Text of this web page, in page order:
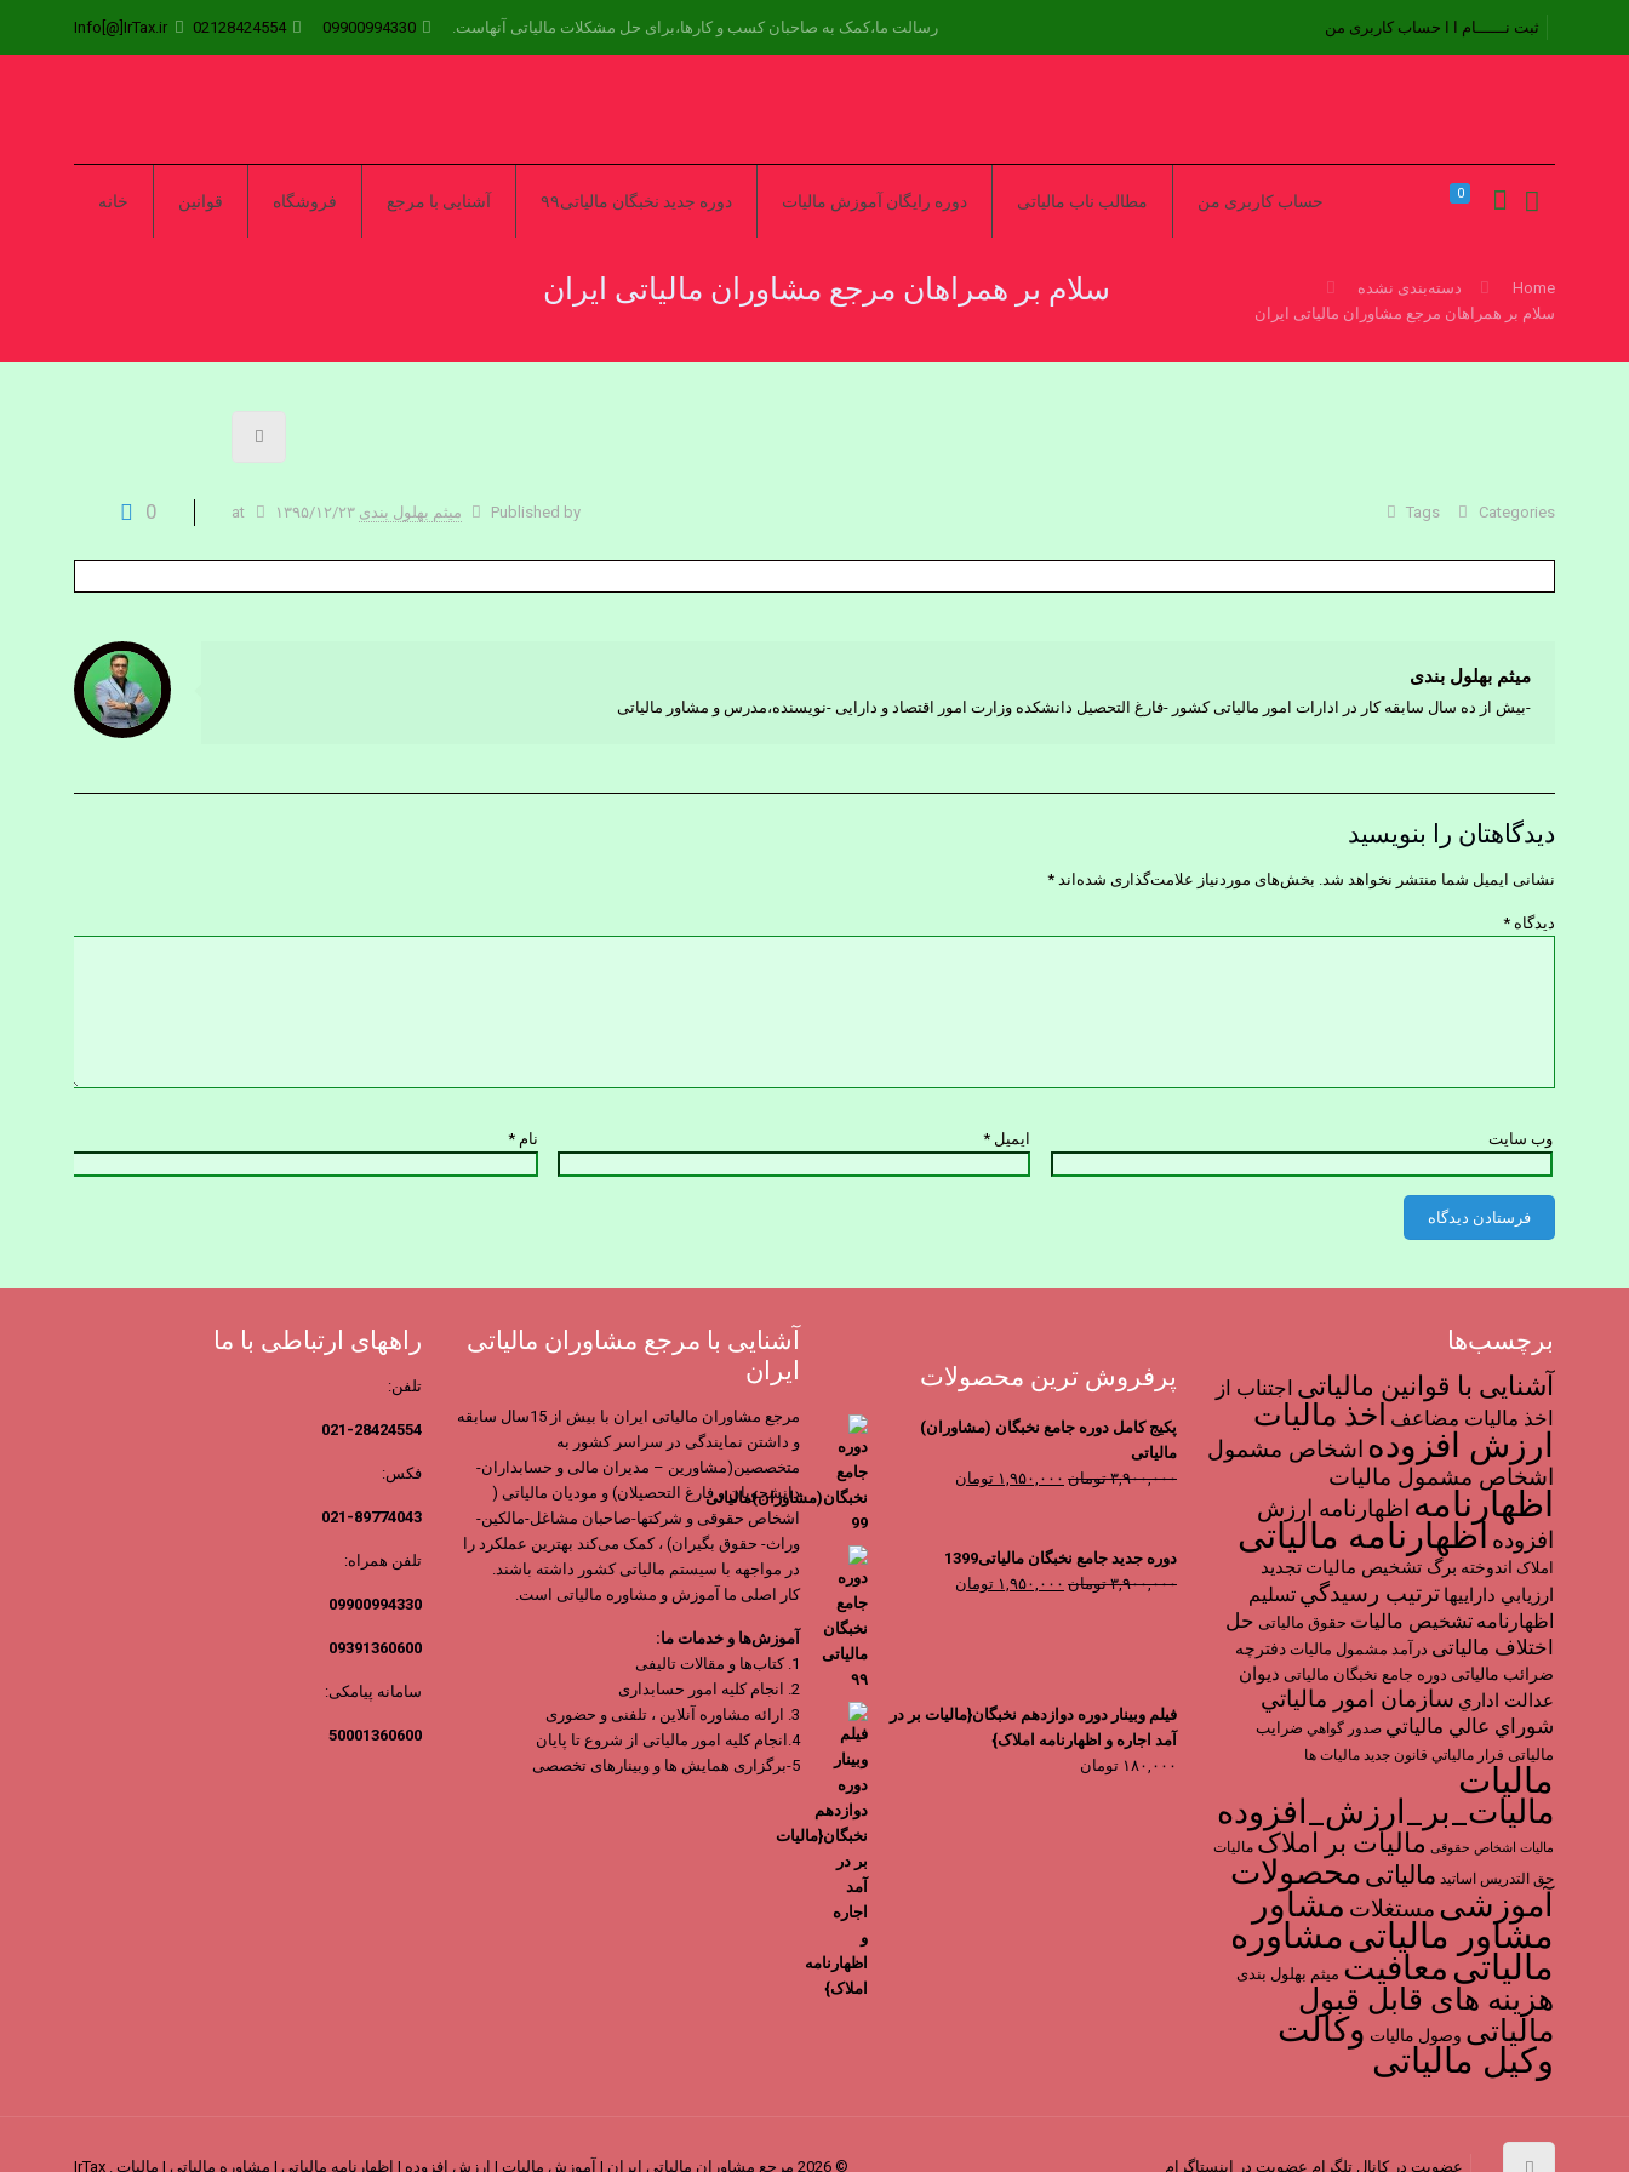
رسالت ما،کمک به صاحبان کسب و کارها،برای حل مشکلات مالیاتی آنهاست. 09900994330
02128424554
Info[@]IrTax.ir ثبت نــــــام ا ا حساب کاربری من
خانه قوانین فروشگاه آشنایی با مرجع دوره جدید نخبگان مالیاتی۹۹ دوره رایگان آموزش مالیات مطالب ناب مالیاتی حساب کاربری من 0
سلام بر همراهان مرجع مشاوران مالیاتی ایران Home
دسته‌بندی نشده
سلام بر همراهان مرجع مشاوران مالیاتی ایران
0 Published by میثم بهلول بندی at ۱۳۹۵/۱۲/۲۳ Categories
Tags
میثم بهلول بندی
-بیش از ده سال سابقه کار در ادارات امور مالیاتی کشور -فارغ التحصیل دانشکده وزارت امور اقتصاد و دارایی -نویسنده،مدرس و مشاور مالیاتی
دیدگاهتان را بنویسید
نشانی ایمیل شما منتشر نخواهد شد. بخش‌های موردنیاز علامت‌گذاری شده‌اند*
دیدگاه*
نام* ایمیل * وب‌ سایت
راههای ارتباطی با ما
تلفن:
021-28424554
فکس:
021-89774043
تلفن همراه:
09900994330
09391360600
سامانه پیامکی:
50001360600
آشنایی با مرجع مشاوران مالیاتی
ایران
مرجع مشاوران مالیاتی ایران با بیش از 15سال سابقه
و داشتن نمایندگی در سراسر کشور به
متخصصین(مشاورین – مدیران مالی و حسابداران-
دانشجویان و فارغ التحصیلان) و مودیان مالیاتی (
اشخاص حقوقی و شرکتها-صاحبان مشاغل-مالکین-
وراث- حقوق بگیران) ، کمک می‌کند بهترین عملکرد را
در مواجهه با سیستم مالیاتی کشور داشته باشند.
کار اصلی ما آموزش و مشاوره مالیاتی است.
آموزش‌ها و خدمات ما:
1. کتاب‌ها و مقالات تالیفی
2. انجام کلیه امور حسابداری
3. ارائه مشاوره آنلاین ، تلفنی و حضوری
4.انجام کلیه امور مالیاتی از شروع تا پایان
5-برگزاری همایش ها و وبینارهای تخصصی
پرفروش ترین محصولات
پکیج کامل دوره جامع نخبگان (مشاوران)
مالیاتی
۳,۹۰۰,۰۰۰ تومان قیمت
بود.
۱,۹۵۰,۰۰۰ تومان
۱,۹۵۰,۰۰۰ تومان
است.
دوره جدید جامع نخبگان مالیاتی1399
۳,۹۰۰,۰۰۰ تومان قیمت
۱,۹۵۰,۰۰۰ تومان
۱,۹۵۰,۰۰۰ تومان
فیلم وبینار دوره دوازدهم نخبگان{مالیات بر در
آمد اجاره و اظهارنامه املاک}
۱۸۰,۰۰۰ تومان
برچسب‌ها
آشنایی با قوانین مالیاتی اجتناب از
اخذ ماليات مضاعف
اخذ مالیات
ارزش افزوده اشخاص مشمول
اشخاص مشمول ماليات
اظهارنامه اظهارنامه ارزش
افزوده اظهارنامه مالیاتی
املاک اندوخته برگ تشخیص مالیات تجديد
ارزيابي دارايي­ها ترتیب رسيدگي تسليم
اظهارنامه تشخیص مالیات حقوق مالیاتی حل
اختلاف مالیاتی درآمد مشمول ماليات دفترچه
ضرائب مالیاتی دوره جامع نخبگان مالیاتی ديوان
عدالت اداري سازمان امور مالياتي
شوراي عالي مالياتي صدور گواهي ضرایب
مالیاتی فرار مالياتي قانون جدید مالیات ها
مالیات
مالیات_بر_ارزش_افزوده
مالیات اشخاص حقوقی مالیات بر املاک مالیات
حق التدریس اساتید مالیاتی محصولات
آموزشی مستغلات مشاور
مشاور مالیاتیمشاوره
مالیاتیمعافیت میثم بهلول بندی
هزینه های قابل قبول
مالیاتی وصول مالیات وکالت
وکیل مالیاتی
© 2026 مرجع مشاوران مالیاتی ایران | آموزش مالیات | ارزش افزوده | اظهارنامه مالیاتی | مشاوره مالیاتی | مالیات . IrTax عضویت در کانال تلگرام عضویت در اینستاگرام